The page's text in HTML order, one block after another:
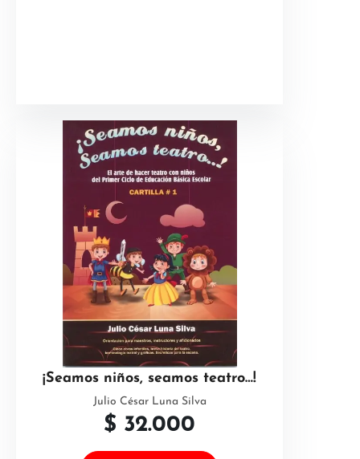
¡Seamos niños, seamos teatro…!
Julio César Luna Silva
$ 32.000